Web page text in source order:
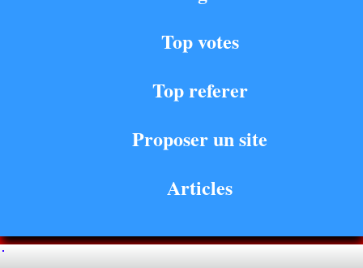
Top votes
Top referer
Proposer un site
Articles